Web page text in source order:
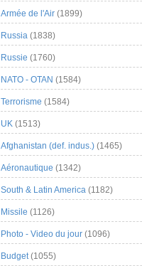
Armée de l'Air (1899)
Russia (1838)
Russie (1760)
NATO - OTAN (1584)
Terrorisme (1584)
UK (1513)
Afghanistan (def. indus.) (1465)
Aéronautique (1342)
South & Latin America (1182)
Missile (1126)
Photo - Video du jour (1096)
Budget(1055)